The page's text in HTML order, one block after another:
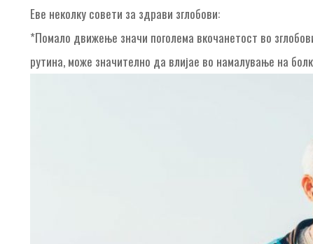
Еве неколку совети за здрави зглобови:
*Помало движење значи поголема вкочанетост во
рутина, може значително да влијае во намалување на